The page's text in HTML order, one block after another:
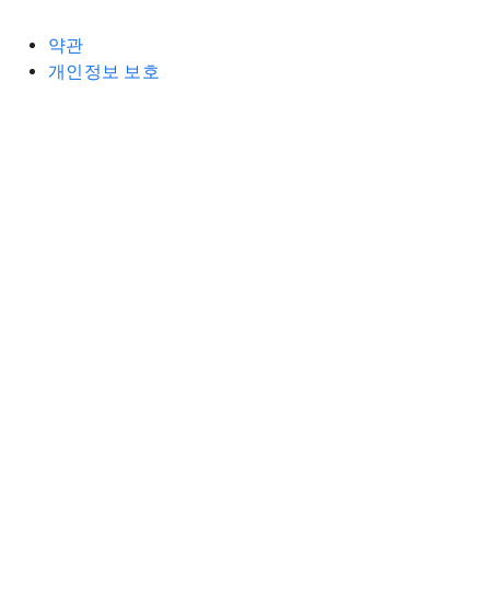
약관
개인정보 보호